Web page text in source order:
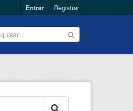
Entrar Registrar